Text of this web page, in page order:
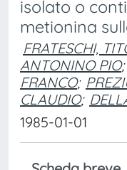
isolato o
metionina
FRATESCHI,
ANTONINO PIO;
FRANCO;
CLAUDIO;
1985-01-01